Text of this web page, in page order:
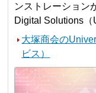
ンストレーション
Digital Solutions（
大塚商会の
ビス）